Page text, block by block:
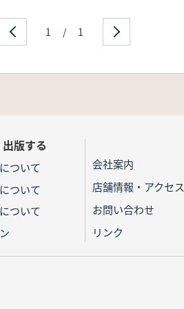
1 / 1
版する
ついて
ついて
ついて
会社案内
店舗情報・アクセス
お問い合わせ
リンク